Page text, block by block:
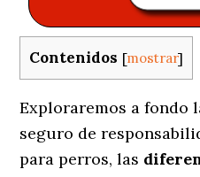
Contenidos [mostrar]
Exploraremos a fondo
seguro de
para perros, las